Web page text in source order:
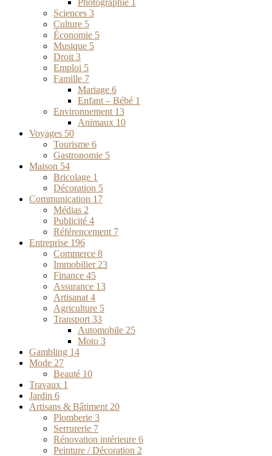
Sciences 3
Culture 5
Économie 5
Musique 5
Droit 3
Emploi 5
Famille 7
Mariage 6
Enfant – Bébé 1
Environnement 13
Animaux 10
Voyages 50
Tourisme 6
Gastronomie 5
Maison 54
Bricolage 1
Décoration 5
Communication 17
Médias 2
Publicité 4
Référencement 7
Entreprise 196
Commerce 8
Immobilier 23
Finance 45
Assurance 13
Artisanat 4
Agriculture 5
Transport 33
Automobile 25
Moto 3
Gambling 14
Mode 27
Beauté 10
Travaux 1
Jardin 6
Artisans & Bâtiment 20
Plomberie 3
Serrurerie 7
Rénovation intérieure 6
Peinture / Décoration 2